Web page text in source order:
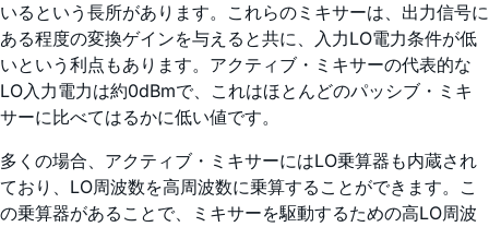
いるという長所があります。これらのミキサーは、出力信号に
ある程度の変換ゲインを与えると共に、入力LO電力条件が低
いという利点もあります。アクティブ・ミキサーの代表的な
LO入力電力は約0dBmで、これはほとんどのパッシブ・ミキ
サーに比べてはるかに低い値です。
多くの場合、アクティブ・ミキサーにはLO乗算器も内蔵され
ており、LO周波数を高周波数に乗算することができます。こ
の乗算器があることで、ミキサーを駆動するための高LO周波